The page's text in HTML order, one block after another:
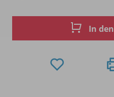
In